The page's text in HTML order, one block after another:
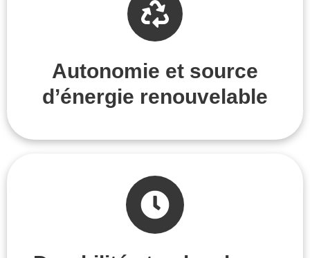
Autonomie et source
d’énergie renouvelable